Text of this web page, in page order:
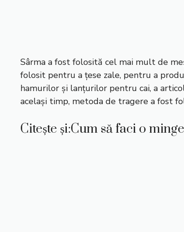
Sârma a fost folosită cel mai mult de
folosit pentru a țese zale, pentru a
hamurilor și lanțurilor pentru cai, a
același timp, metoda de tragere a fost
Citește și:Cum să faci o